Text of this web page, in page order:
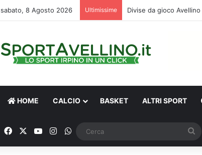
sabato, 8 Agosto 2026 Ultimissime Divise da gioco
HOME CALCIO BASKET ALTRI SPORT
FacebookYou TubeInstagram
WhatsApp